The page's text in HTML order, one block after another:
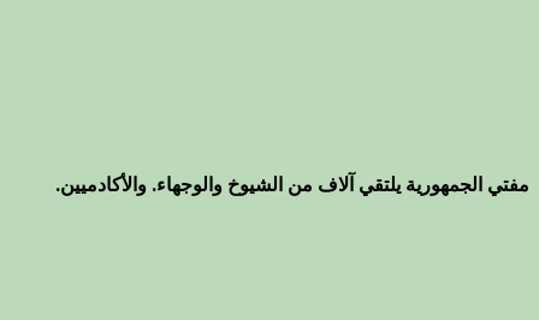
مفتي الجمهورية يلتقي آلاف من الشيوخ والوجهاء. والأكادميين.